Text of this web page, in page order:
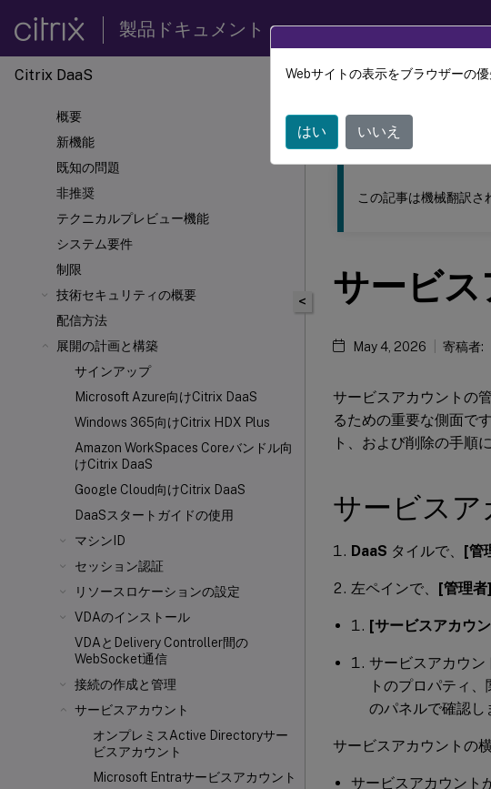
製品ドキュメント
Citrix DaaS
概要
新機能
既知の問題
非推奨
テクニカルプレビュー機能
システム要件
制限
技術セキュリティの概要
配信方法
展開の計画と構築
サインアップ
Microsoft Azure向けCitrix DaaS
Windows 365向けCitrix HDX Plus
Amazon WorkSpaces Coreバンドル向
けCitrix DaaS
Google Cloud向けCitrix DaaS
DaaSスタートガイドの使用
マシンID
セッション認証
リソースロケーションの設定
VDAのインストール
VDAとDelivery Controller間の
WebSocket通信
接続の作成と管理
サービスアカウント
オンプレミスActive Directoryサー
ビスアカウント
Microsoft Entraサービスアカウント
このコンテンツは動的に機械
Citrix DaaS
<
この記事は機械翻訳さ
サービ
May 4, 2026 寄稿者:
サービスアカウントの
るための重要な側面で
ト、および削除の手順
サービスア
DaaS タイルで、 [管
左ペインで、 [管理者]
[サービスアカウ
サービスアカウン
トのプロパティ
のパネルで確認し
サービスアカウントの
サービスアカウント
Webサイトの表示をブラウザーの
はい いいえ